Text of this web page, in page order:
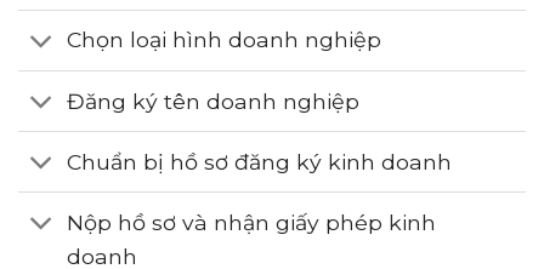
Chọn loại hình doanh nghiệp
Đăng ký tên doanh nghiệp
Chuẩn bị hồ sơ đăng ký kinh doanh
Nộp hồ sơ và nhận giấy phép kinh
doanh